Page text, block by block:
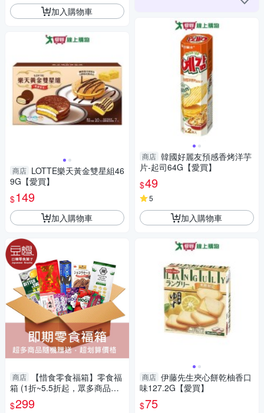
加入購物車
商店 LOTTE樂天黃金雙星組46
9G【愛買】
$149
加入購物車
商店
【惜食零食福箱】零食福
箱 (1折~5.5折起，眾多商品隨
機贈送) (含運)
$299
商店 韓國好麗友預感香烤洋芋
片-起司64G【愛買】
$49
5
加入購物車
商店 伊藤先生夾心餅乾柚香口
味127.2G【愛買】
$75